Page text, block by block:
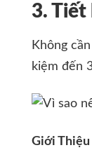
3. Tiết
Không
kiệm đến
Giới Thiệu